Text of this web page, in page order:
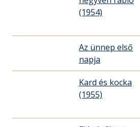
(1954)
Az ünnep első
napja
Kard és kocka
(1955)